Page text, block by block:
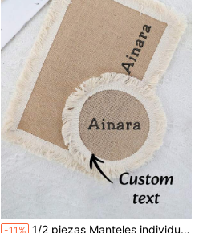
-11% 1/2 piezas Manteles individuales y posavasos bordados personalizados, manteles individuales de tela estilo bohemio lavables y antideslizantes, posavasos redondos tejidos para comedor, cocina, restaurante, hotel, regalos para el Día de la Madre, regalos para el Día del Padre